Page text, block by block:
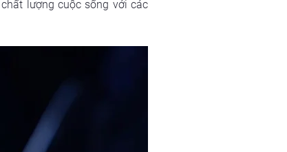
lượng cuộc sống với các